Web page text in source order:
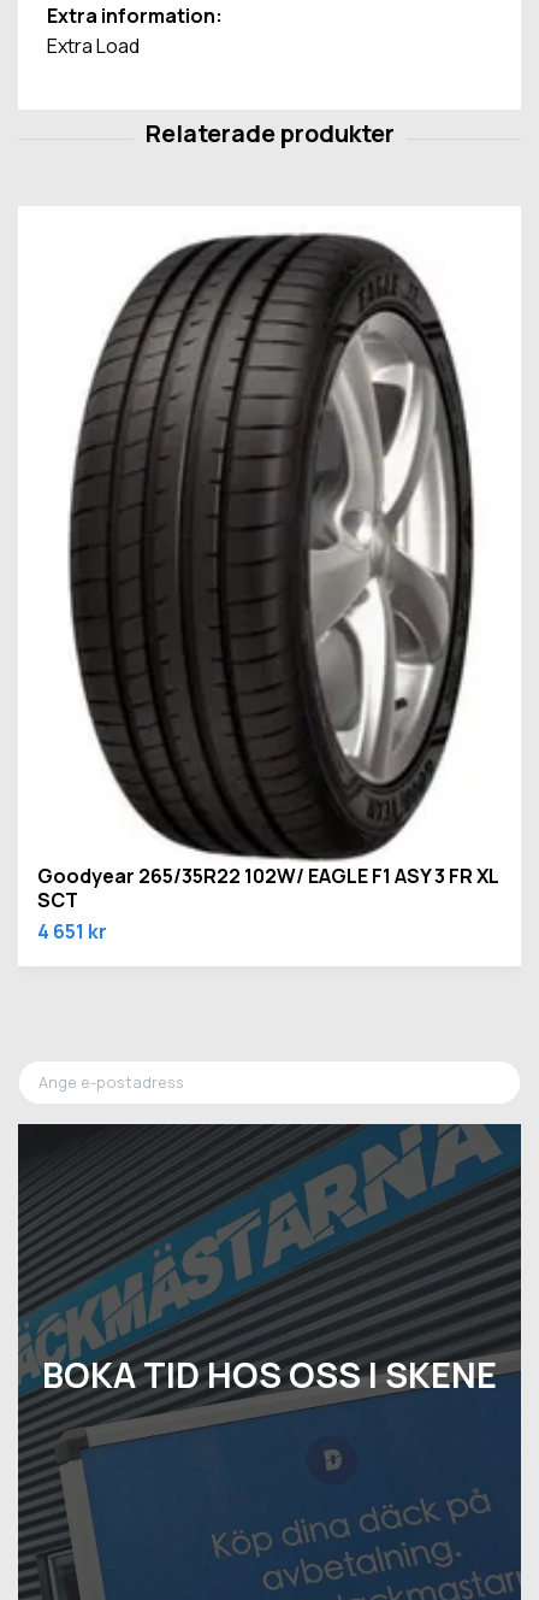
BOKA TID HOS OSS I SKENE
Extra information:
Extra Load
Goodyear 265/35R22 102W/ EAGLE F1 ASY 3 FR XL
SCT
4 651 kr